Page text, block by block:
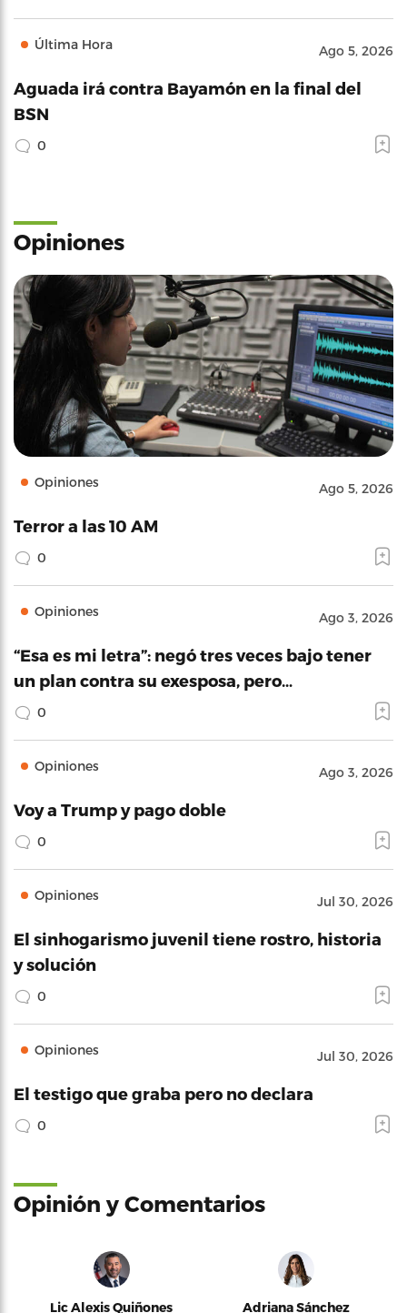
Última Hora Ago 5, 2026
Aguada irá contra Bayamón en la final del
BSN
0
Opiniones
Opiniones Ago 5, 2026
Terror a las 10 AM
0
Opiniones Ago 3, 2026
“Esa es mi letra”: negó tres veces bajo tener
un plan contra su exesposa, pero…
0
Opiniones Ago 3, 2026
Voy a Trump y pago doble
0
Opiniones Jul 30, 2026
El sinhogarismo juvenil tiene rostro, historia
y solución
0
Opiniones Jul 30, 2026
El testigo que graba pero no declara
0
Opinión y Comentarios
Lic Alexis Quiñones Adriana Sánchez